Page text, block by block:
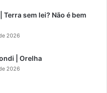
Terra sem lei? Não é bem
2026
| Orelha
2026